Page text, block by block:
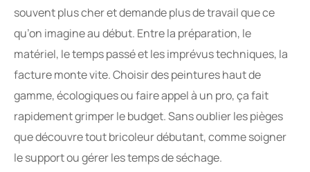
souvent plus cher et demande plus de travail que ce
qu’on imagine au début. Entre la préparation, le
matériel, le temps passé et les imprévus techniques, la
facture monte vite. Choisir des peintures haut de
gamme, écologiques ou faire appel à un pro, ça fait
rapidement grimper le budget. Sans oublier les pièges
que découvre tout bricoleur débutant, comme soigner
le support ou gérer les temps de séchage.